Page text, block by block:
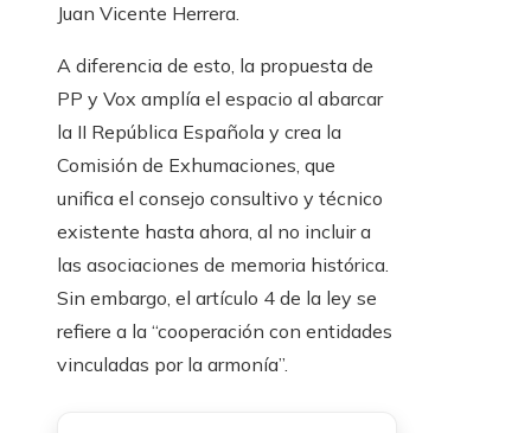
Juan Vicente Herrera.
A diferencia de esto, la propuesta de
PP y Vox amplía el espacio al abarcar
la II República Española y crea la
Comisión de Exhumaciones, que
unifica el consejo consultivo y técnico
existente hasta ahora, al no incluir a
las asociaciones de memoria histórica.
Sin embargo, el artículo 4 de la ley se
refiere a la “cooperación con entidades
vinculadas por la armonía”.